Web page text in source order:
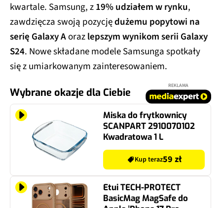
kwartale. Samsung, z19% udziałem w rynku,
zawdzięcza swoją pozycjędużemu popytowi na
serię Galaxy Aorazlepszym wynikom serii Galaxy
S24. Nowe składane modele Samsunga spotkały
się z umiarkowanym zainteresowaniem.
Wybrane okazje dla Ciebie
REKLAMA
Miska do frytkownicy
SCANPART 2910070102
Kwadratowa 1 L
Kup teraz59 zł
Etui TECH-PROTECT
BasicMag MagSafe do